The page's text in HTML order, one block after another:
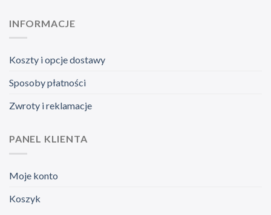
INFORMACJE
Koszty i opcje dostawy
Sposoby płatności
Zwroty i reklamacje
PANEL KLIENTA
Moje konto
Koszyk